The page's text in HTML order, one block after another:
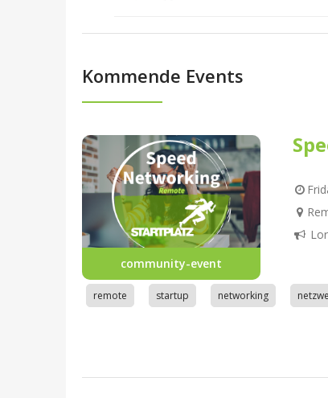
Kommende Events
community-event
remote startup networking